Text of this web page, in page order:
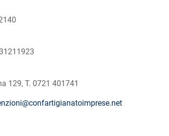
129, T. 0721 401741